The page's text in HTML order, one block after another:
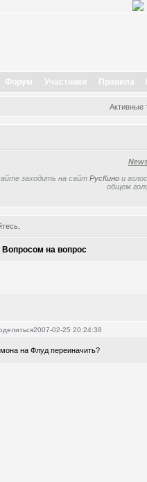
Форум Участники Правила
Активные
заходить на сайт РусКино и
общем
.
Вопросом на вопрос
2007-02-25 20:24:38
на Флуд переиначить?